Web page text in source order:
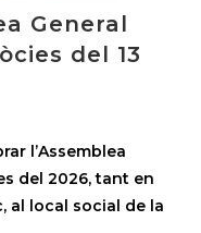
General
del 13
l’Assemblea
del 2026, tant en
al local social de la